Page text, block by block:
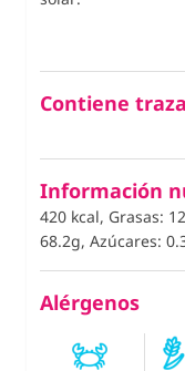
Contiene
Información
420 kcal, Grasas:
68.2g, Azúcares:
Alérgenos